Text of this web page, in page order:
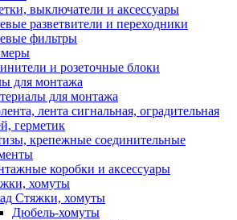
выключатели и аксессуары
разветвители и переходники
фильтры
и розеточные блоки
для монтажа
для монтажа
лента сигнальная, оградительная
герметик
крепежные соединительные
коробки и аксессуары
хомуты
Стяжки, хомуты
Дюбель-хомуты